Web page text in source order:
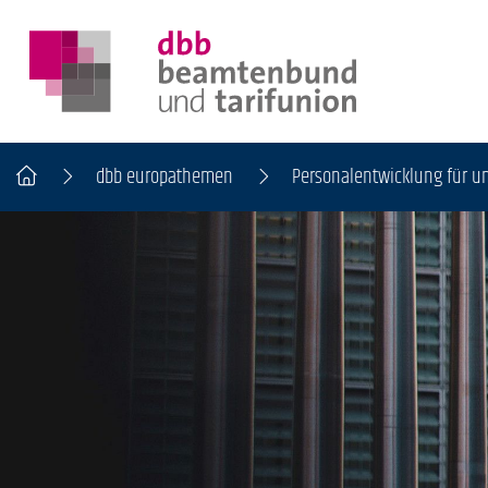
dbb europathemen Personalentwicklung für